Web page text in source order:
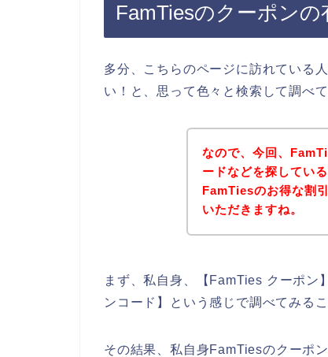
FamTiesのクーポンの
多分、こちらのページに訪れている
い！と、思って色々と検索して調べ
なので、今回、
ードなどを探してい
FamTiesのお得な割
いただきますね。
まず、私自身、【FamTies クーポン
ンコード】という感じで調べてみる
その結果、私自身FamTiesのクーポ